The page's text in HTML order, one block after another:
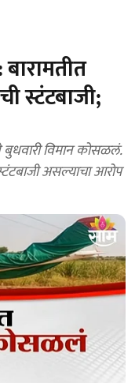
स्टंटबाजी;
विमान कोसळलं.
असल्याचा आरोप